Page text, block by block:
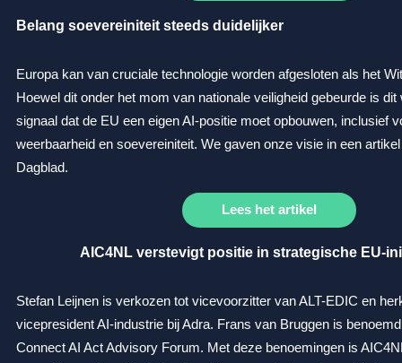
Belang soevereiniteit steeds duidelijker
Europa kan van cruciale technologie worden afgesloten als het
Hoewel dit onder het mom van nationale veiligheid gebeurde is dit
signaal dat de EU een eigen AI-positie moet opbouwen, inclusief
weerbaarheid en soevereiniteit. We gaven onze visie in een
Dagblad.
Lees het artikel
AIC4NL verstevigt positie in strategische EU-
Stefan Leijnen is verkozen tot vicevoorzitter van ALT-EDIC en
vicepresident AI-industrie bij Adra. Frans van Bruggen is
Connect AI Act Advisory Forum. Met deze benoemingen is